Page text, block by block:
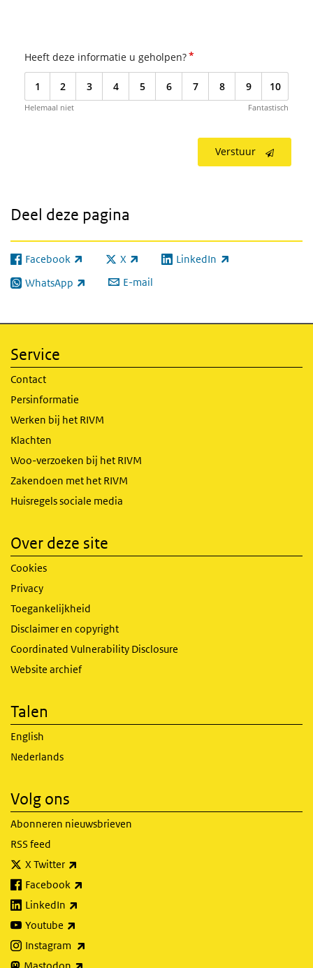
Heeft deze informatie u geholpen?*
1 2 3 4 5 6 7 8 9 10
Helemaal niet Fantastisch
Verstuur
Deel deze pagina
Facebook
(externe link) X
(externe link) LinkedIn
(externe link)
WhatsApp
(externe link) E-mail
Service
Contact
Persinformatie
Werken bij het RIVM
Klachten
Woo-verzoeken bij het RIVM
Zakendoen met het RIVM
Huisregels sociale media
Over deze site
Cookies
Privacy
Toegankelijkheid
Disclaimer en copyright
Coordinated Vulnerability Disclosure
Website archief
Talen
English
Nederlands
Volg ons
Abonneren nieuwsbrieven
RSS feed
X Twitter
Facebook
LinkedIn
Youtube
Instagram
Mastodon